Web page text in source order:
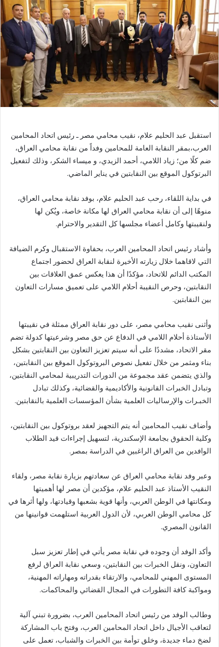
استقبل عبد الحليم علام، نقيب محامي مصر ـ رئيس اتحاد المحامين
العرب،بمقر النقابة العامة للمحامين وفداً من نقابة محامي العراق،
ضم كلًا من؛ زياد اللامي، أحمد الزيدي، و ميساء الشكر، وذلك لتفعيل
البرتوكول الموقع بين النقابتين في يناير الماضي.
في بداية اللقاء، رحب عبد الحليم علام، بوفد نقابة محامي العراق،
منوهًا إلى أن نقابة محامي العراق لها مكانة خاصة، ويُكن لها
ولنقيبتها وكامل أعضاء مجلسها كل التقدير والاحترام.
وأشاد رئيس اتحاد المحامين العرب، بحفاوة الاستقبال وكرم الضيافة
التي لاقاهما خلال زيارته الأخيرة لنقابة العراق لحضور اجتماع
المكتب الدائم للاتحاد، مؤكدًا أن هذا يعكس عمق العلاقات بين
النقابتين، وحرص النقيبة أحلام اللامي على تعميق مسارات التعاون
بين النقابتين.
وأثنى نقيب محامي مصر، على دور نقابة العراق ممثلة في نقيبتها
الأستاذة أحلام اللامي في الدفاع عن حق مصر وشرعيتها كدولة تضم
مقر الاتحاد، مشددًا على أنه سيتم تعزيز التعاون بين النقابتين بشكل
بناء ومثمر من خلال تفعيل نصوص البروتوكول الموقع بين النقابتين،
والذي يتضمن عقد مجموعة من الدورات التدريبية لمحامي النقابتين،
وتبادل الخبرات القانونية والأكاديمية والقضائية، وكذلك تبادل
الخبـرات والإرساليات العلمية بشأن المؤسسات العلمية بالنقابتين.
وأضاف نقيب المحامين أنه يتم التجهيز لعقد بروتوكول بين النقابتين،
وكلية الحقوق بجامعة الإسكندرية، لتسهيل إجراءات قيد الطلاب
الوافدين من العراق الراغبين في الدراسة بمصر.
وعبر وفد نقابة محامي العراق عن سعادتهم بزيارة نقابة مصر، ولقاء
النقيب الأستاذ عبد الحليم علام، مؤكدين أن مصر لها أهميتها
ومكانتها في الوطن العربي، وأنها قوية بشعبها وقيادتها، ولها أثرها في
كل محامي الوطن العربي، لأن الدول العربية استلهمت قوانينها من
القانون المصري.
وأكد الوفد أن وجوده في نقابة مصر يأتي في إطار تعزيز سبل
التعاون، ونقل الخبرات بين النقابتين، وسعي نقابة العراق لرفع
المستوى المهني للمحامي، والارتقاء بقدراته ومهاراته المهنية،
ومواكبة كافة التطورات في المجال القضائي والمحاكمات.
وطالب الوفد من رئيس اتحاد المحامين العرب، بضرورة تبني آلية
لتعاقب الأجيال داخل اتحاد المحامين العرب، وفتح باب المشاركة
لضخ دماء جديدة، وخلق توأمة بين الخبرات والشباب، تعمل على